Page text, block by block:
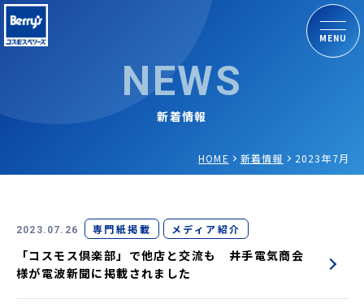
MENU
NEWS
新着情報
HOME 新着情報 2023年7月
2023.07.26 専門紙掲載 メディア紹介
「コスモス倶楽部」で他店と交流も 井手電気商会
様が電波新聞に掲載されました